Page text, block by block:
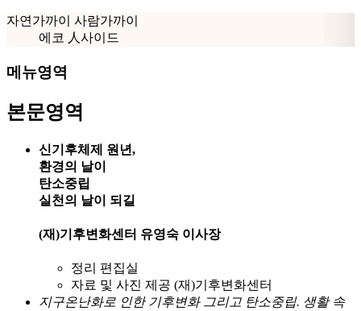
자연가까이 사람가까이
에코 人사이드
메뉴영역
본문영역
신기후체제
원년,
환경의 날이
탄소중립
실천의 날이
되길
(재)기후변화센터 유영숙 이사장
정리 편집실
자료 및 사진 제공 (재)기후변화센터
지구온난화로 인한 기후변화 그리고 탄소중립. 생활 속